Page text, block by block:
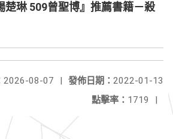
楚琳 509曾聖博』推薦書籍－殺
發佈日期： 2022-01-13
2026-08-07
|
點擊率： 1719 |